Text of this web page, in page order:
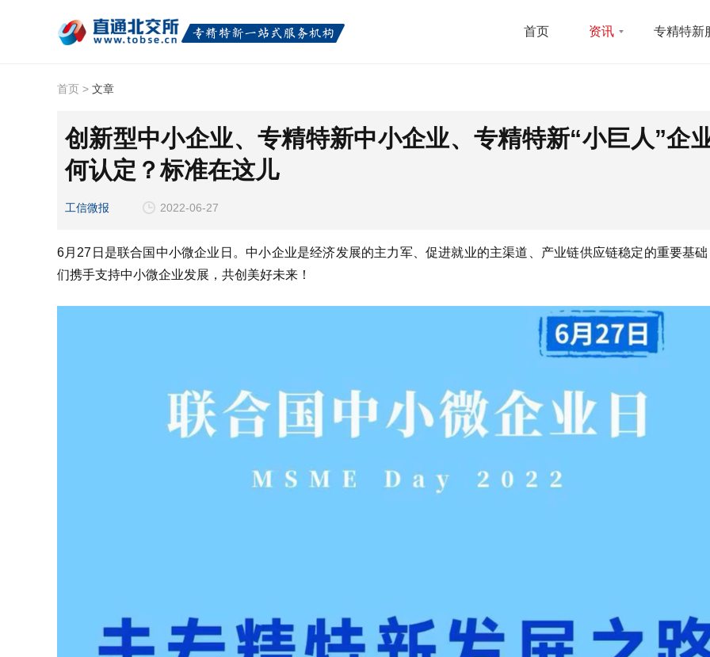
首页 资讯 专精特新
首页 > 文章
创新型中小企业、专精特新中小企业、专精特新“小巨人”企
何认定？标准在这儿
工信微报 2022-06-27
6月27日是联合国中小微企业日。中小企业是经济发展的主力军、促进就业的主渠道、产业链供应链稳定的重要基
们携手支持中小微企业发展，共创美好未来！